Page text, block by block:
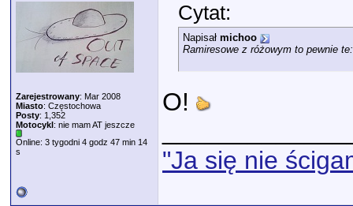
Zarejestrowany: Mar 2008
Miasto: Częstochowa
Posty: 1,352
Motocykl: nie mam AT jeszcze
Online: 3 tygodni 4 godz 47 min 14
s
Cytat:
Napisał michoo
Ramiresowe z różowym to pewnie
O!
"Ja się nie